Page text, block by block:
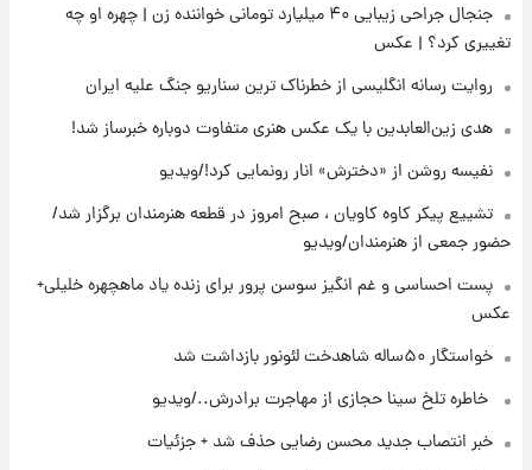
خبر انتصاب جدید محسن رضایی حذف شد +
جزئیات
۱۹ ساعت پیش
پست جدید محسن رضایی در شورای عالی امنیت
ملی
۲۲ ساعت پیش
آتش‌سوزی در لوناپارک شیراز؛ آخرین وضعیت
خواستگار ۵۰ساله شاهدخت لئونور بازداشت شد
جنجال جراحی زیبایی ۴۰ میلیارد تومانی خواننده زن | چهره او چه
تغییری کرد؟ | عکس
روایت رسانه انگلیسی از خطرناک ترین سناریو جنگ علیه ایران
هدی زین‌العابدین با یک عکس هنری متفاوت دوباره خبرساز شد!
نفیسه روشن از «دخترش» انار رونمایی کرد!/ویدیو
تشییع پیکر کاوه کاویان ، صبح امروز در قطعه هنرمندان برگزار شد/
حضور جمعی از هنرمندان/ویدیو
پست احساسی و غم انگیز سوسن پرور برای زنده یاد ماهچهره خلیلی+
عکس
خواستگار ۵۰ساله شاهدخت لئونور بازداشت شد
⁨ خاطره تلخ سینا حجازی از مهاجرت برادرش../ویدیو
خبر انتصاب جدید محسن رضایی حذف شد + جزئیات